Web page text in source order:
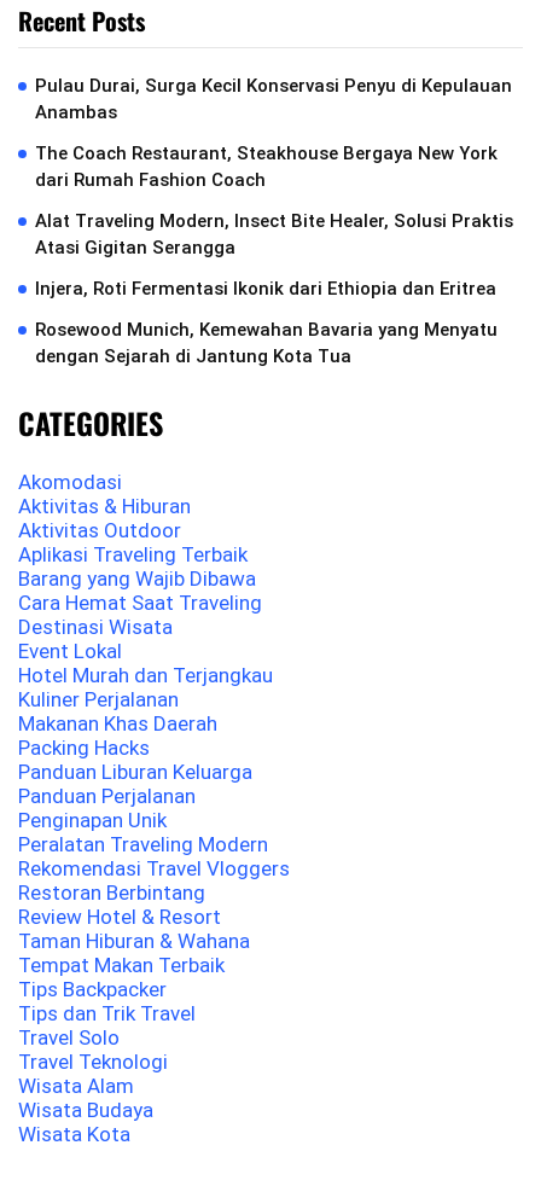
Recent Posts
Pulau Durai, Surga Kecil Konservasi Penyu di Kepulauan
Anambas
The Coach Restaurant, Steakhouse Bergaya New York
dari Rumah Fashion Coach
Alat Traveling Modern, Insect Bite Healer, Solusi Praktis
Atasi Gigitan Serangga
Injera, Roti Fermentasi Ikonik dari Ethiopia dan Eritrea
Rosewood Munich, Kemewahan Bavaria yang Menyatu
dengan Sejarah di Jantung Kota Tua
CATEGORIES
Akomodasi
Aktivitas & Hiburan
Aktivitas Outdoor
Aplikasi Traveling Terbaik
Barang yang Wajib Dibawa
Cara Hemat Saat Traveling
Destinasi Wisata
Event Lokal
Hotel Murah dan Terjangkau
Kuliner Perjalanan
Makanan Khas Daerah
Packing Hacks
Panduan Liburan Keluarga
Panduan Perjalanan
Penginapan Unik
Peralatan Traveling Modern
Rekomendasi Travel Vloggers
Restoran Berbintang
Review Hotel & Resort
Taman Hiburan & Wahana
Tempat Makan Terbaik
Tips Backpacker
Tips dan Trik Travel
Travel Solo
Travel Teknologi
Wisata Alam
Wisata Budaya
Wisata Kota